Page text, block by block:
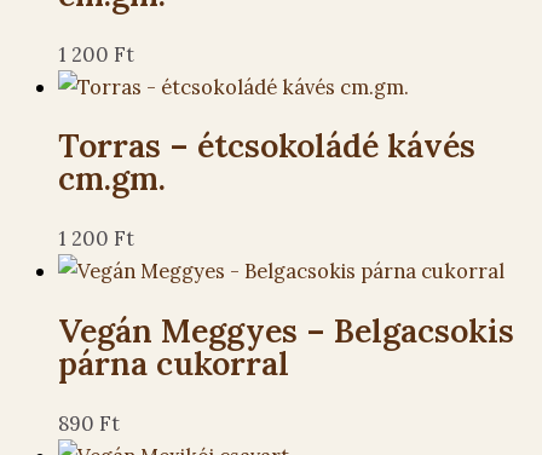
1 200 Ft
Torras – étcsokoládé kávés
cm.gm.
1 200 Ft
Vegán Meggyes – Belgacsokis
párna cukorral
890 Ft